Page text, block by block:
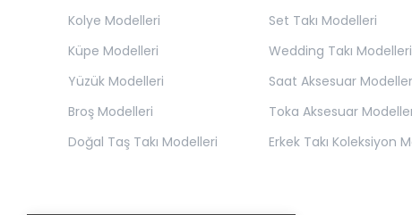
Kolye Modelleri
Küpe Modelleri
Yüzük Modelleri
Broş Modelleri
Doğal Taş Takı Modelleri
Set Takı Modelleri
Wedding Takı Modelleri
Saat Aksesuar
Toka Aksesuar
Erkek Takı Koleksiyon